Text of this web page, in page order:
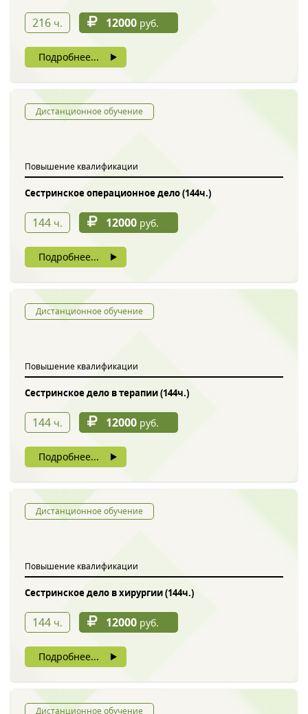
216 ч. 12000 руб.
Подробнее...
Дистанционное обучение
Повышение квалификации
Сестринское операционное дело (144ч.)
144 ч. 12000 руб.
Подробнее...
Дистанционное обучение
Повышение квалификации
Сестринское дело в терапии (144ч.)
144 ч. 12000 руб.
Подробнее...
Дистанционное обучение
Повышение квалификации
Сестринское дело в хирургии (144ч.)
144 ч. 12000 руб.
Подробнее...
Дистанционное обучение